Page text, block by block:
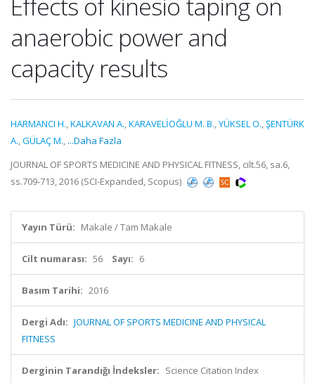
anaerobic power and
capacity results
HARMANCI H.,KALKAVAN A.,KARAVELİOĞLU M. B.,YÜKSEL O.,ŞENTÜRK
A.,GÜLAÇ M., ...Daha Fazla
JOURNAL OF SPORTS MEDICINE AND PHYSICAL FITNESS, cilt.56, sa.6,
ss.709-713, 2016 (SCI-Expanded, Scopus)
Yayın Türü: Makale / Tam Makale
Cilt numarası: 56 Sayı: 6
Basım Tarihi: 2016
Dergi Adı: JOURNAL OF SPORTS MEDICINE AND PHYSICAL
FITNESS
Derginin Tarandığı İndeksler: Science Citation Index